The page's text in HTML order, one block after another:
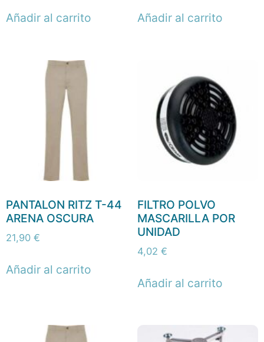
Añadir al carrito Añadir al carrito
PANTALON RITZ T-44
ARENA OSCURA
21,90 €
Añadir al carrito
FILTRO POLVO
MASCARILLA POR
UNIDAD
4,02 €
Añadir al carrito